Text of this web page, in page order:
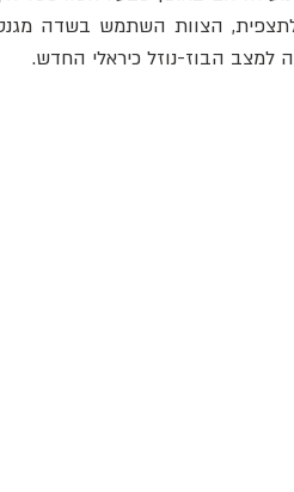
למצב הבוז-נוזל כיראלי החדש.